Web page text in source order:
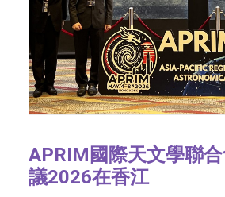
APRIM國際天文學聯
議2026在香江